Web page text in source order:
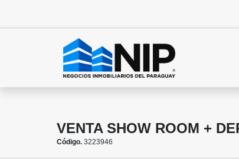
VENTA SHOW ROOM +
Código. 3223946